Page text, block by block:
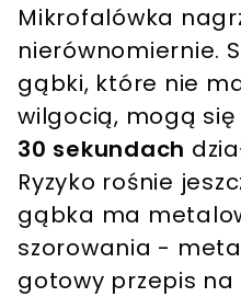
Mikrofalówka
nierównomiernie.
gąbki, które nie
wilgocią, mogą
30 sekundach
Ryzyko rośnie
gąbka ma
szorowania -
gotowy przepis na